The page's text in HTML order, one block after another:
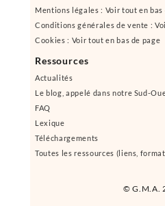
© G.M.A.
Mentions légales : Voir tout en bas
Conditions générales de vente :
Cookies : Voir tout en bas de page
Ressources
Actualités
Le blog, appelé dans notre Sud-
FAQ
Lexique
Téléchargements
Toutes les ressources (liens,